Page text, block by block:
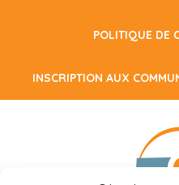
POLITIQUE DE
INSCRIPTION AUX